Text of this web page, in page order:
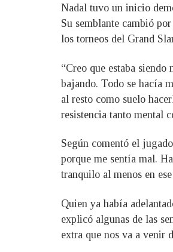
Nadal tuvo un inicio
Su semblante cambió
los torneos del Grand
“Creo que estaba
bajando. Todo se hacía
al resto como suelo
resistencia tanto mental
Según comentó el
porque me sentía mal.
tranquilo al menos en
Quien ya había
explicó algunas de las
extra que nos va a venir